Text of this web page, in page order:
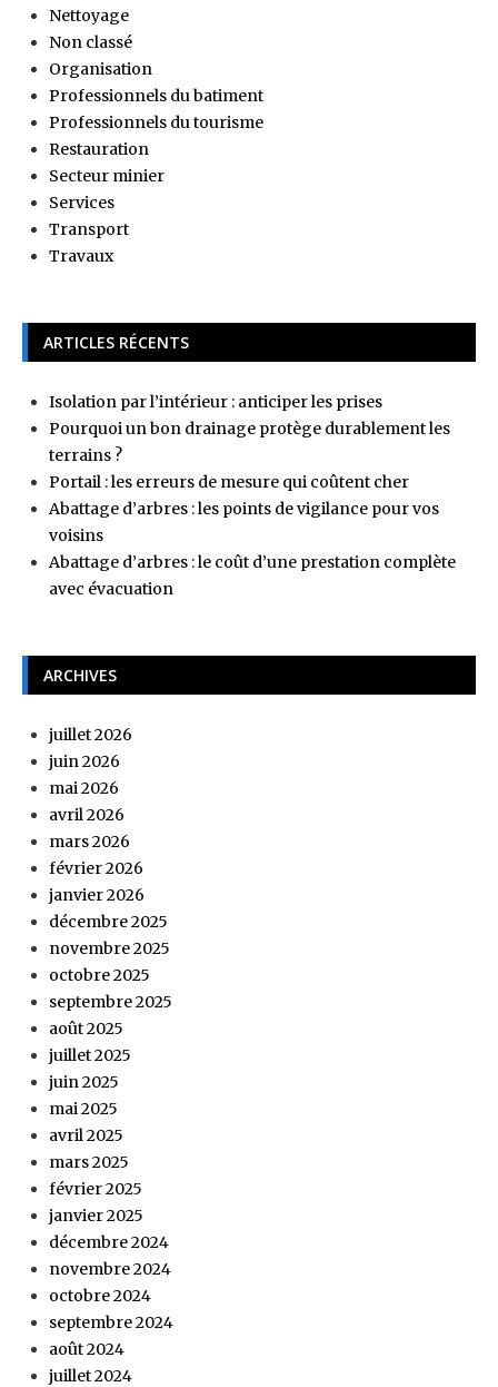
Nettoyage
Non classé
Organisation
Professionnels du batiment
Professionnels du tourisme
Restauration
Secteur minier
Services
Transport
Travaux
ARTICLES RÉCENTS
Isolation par l’intérieur : anticiper les prises
Pourquoi un bon drainage protège durablement les
terrains ?
Portail : les erreurs de mesure qui coûtent cher
Abattage d’arbres : les points de vigilance pour vos
voisins
Abattage d’arbres : le coût d’une prestation complète
avec évacuation
ARCHIVES
juillet 2026
juin 2026
mai 2026
avril 2026
mars 2026
février 2026
janvier 2026
décembre 2025
novembre 2025
octobre 2025
septembre 2025
août 2025
juillet 2025
juin 2025
mai 2025
avril 2025
mars 2025
février 2025
janvier 2025
décembre 2024
novembre 2024
octobre 2024
septembre 2024
août 2024
juillet 2024